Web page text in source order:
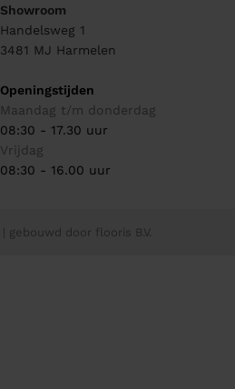
Showroom
Handelsweg 1
3481 MJ Harmelen
Openingstijden
Maandag t/m donderdag
08:30 - 17.30 uur
Vrijdag
08:30 - 16.00 uur
| gebouwd door flooris B.V.